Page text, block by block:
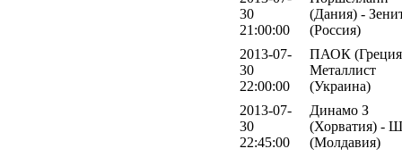
30
21:00:00
(Дания) -
(Россия)
2013-07-
30
22:00:00
ПАОК
Металлист
(Украина)
2013-07-
30
22:45:00
Динамо З
(Хорватия) -
(Молдавия)